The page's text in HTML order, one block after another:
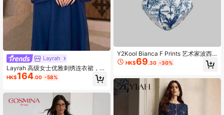
Layrah
Layrah 高级女士优雅刺绣连衣裙，端
庄
HK$164.00 -58%
Y2Kool Bianca F Prints 艺术家波西
米亚风女士度假植物印花镂空露背连
体衣，适合夏季、假日、海滩、音乐
对、春季穿搭、女士生日装、狂欢节
服装
HK$69.30 -30%